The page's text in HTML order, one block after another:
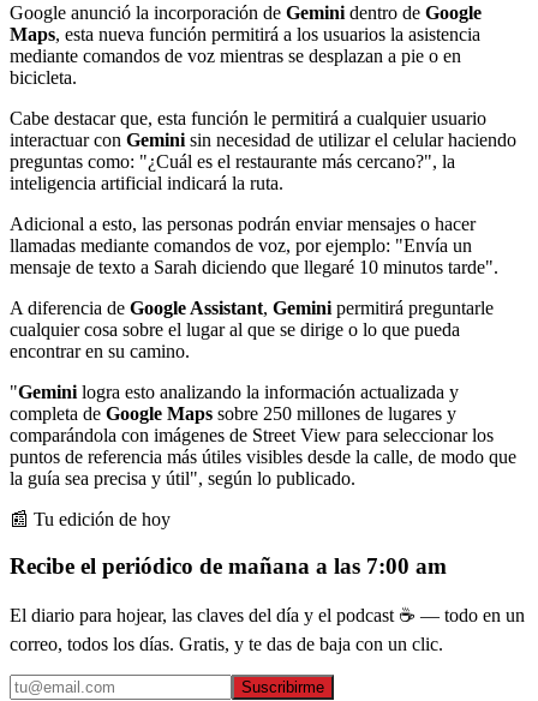
Google anunció la incorporación de Gemini dentro de Google
Maps, esta nueva función permitirá a los usuarios la asistencia
mediante comandos de voz mientras se desplazan a pie o en
bicicleta.
Cabe destacar que, esta función le permitirá a cualquier usuario
interactuar con Gemini sin necesidad de utilizar el celular haciendo
preguntas como: "¿Cuál es el restaurante más cercano?", la
inteligencia artificial indicará la ruta.
Adicional a esto, las personas podrán enviar mensajes o hacer
llamadas mediante comandos de voz, por ejemplo: "Envía un
mensaje de texto a Sarah diciendo que llegaré 10 minutos tarde".
A diferencia de Google Assistant, Gemini permitirá preguntarle
cualquier cosa sobre el lugar al que se dirige o lo que pueda
encontrar en su camino.
"Gemini logra esto analizando la información actualizada y
completa de Google Maps sobre 250 millones de lugares y
comparándola con imágenes de Street View para seleccionar los
puntos de referencia más útiles visibles desde la calle, de modo que
la guía sea precisa y útil", según lo publicado.
📰 Tu edición de hoy
Recibe el periódico de mañana a las 7:00 am
El diario para hojear, las claves del día y el podcast ☕ — todo en un
correo, todos los días. Gratis, y te das de baja con un clic.
Suscribirme